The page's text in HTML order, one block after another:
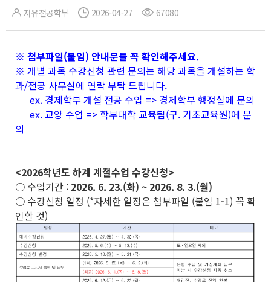
자유전공학부 2026-04-27 67080
※ 첨부파일(붙임) 안내문들 꼭 확인해주세요.
※ 개별 과목 수강신청 관련 문의는 해당 과목을 개설하는 학
과/전공 사무실에 연락 부탁 드립니다.
ex. 경제학부 개설 전공 수업 => 경제학부 행정실에 문의
ex. 교양 수업 => 학부대학 교육팀(구. 기초교육원)에 문
의
<2026학년도 하계 계절수업 수강신청>
○ 수업기간 : 2026. 6. 23.(화) ~ 2026. 8. 3.(월)
○ 수강신청 일정 (*자세한 일정은 첨부파일 (붙임 1-1) 꼭 확
인할 것)